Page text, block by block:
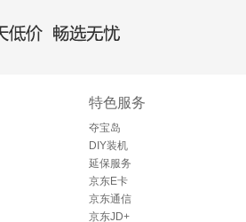
价，畅选无忧
特色服务
夺宝岛
DIY装机
延保服务
京东E卡
京东通信
京东JD+